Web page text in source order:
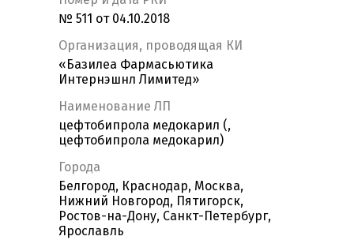
№ 511 от 04.10.2018
Организация, проводящая КИ
«Базилеа Фармасьютика
Интернэшнл Лимитед»
Наименование ЛП
цефтобипрола медокарил (,
цефтобипрола медокарил)
Города
Белгород, Краснодар, Москва,
Нижний Новгород, Пятигорск,
Ростов-на-Дону, Санкт-Петербург,
Ярославль